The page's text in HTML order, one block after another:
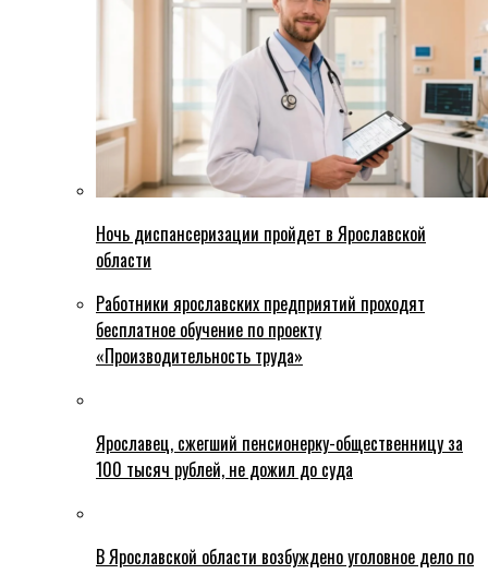
Ночь диспансеризации пройдет в Ярославской
области
Работники ярославских предприятий проходят
бесплатное обучение по проекту
«Производительность труда»
Ярославец, сжегший пенсионерку-общественницу за
100 тысяч рублей, не дожил до суда
В Ярославской области возбуждено уголовное дело по